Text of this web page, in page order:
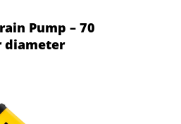
Pump – 70
diameter